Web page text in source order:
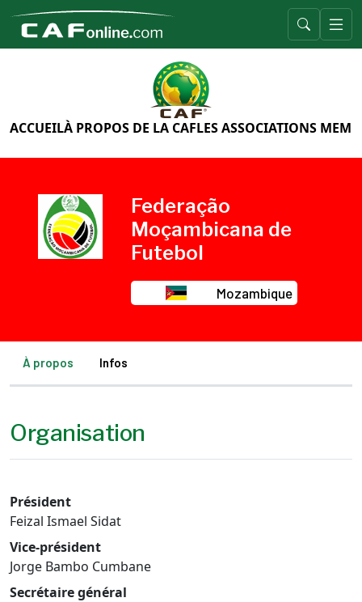
ACCUEILÀ PROPOS DE LA CAFLES ASSOCIATIONS
Federação
Moçambicana de
Futebol
Mozambique
À propos Infos
Organisation
Président
Feizal Ismael Sidat
Vice-président
Jorge Bambo Cumbane
Secrétaire général